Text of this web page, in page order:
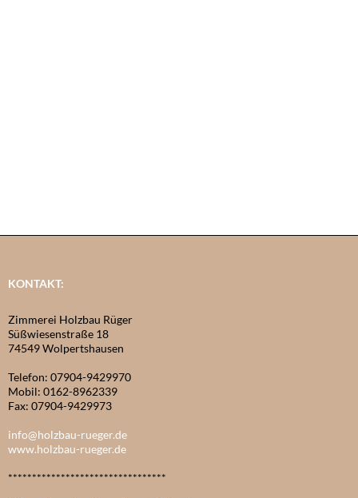
KONTAKT:
Zimmerei Holzbau Rüger
Süßwiesenstraße 18
74549 Wolpertshausen
Telefon: 07904-9429970
Mobil: 0162-8962339
Fax: 07904-9429973
info@holzbau-rueger.de
www.holzbau-rueger.de
*********************************